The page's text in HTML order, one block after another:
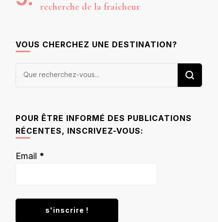
recherche de la fraîcheur
VOUS CHERCHEZ UNE DESTINATION?
Vous
POUR ÊTRE INFORMÉ DES PUBLICATIONS
RÉCENTES, INSCRIVEZ-VOUS:
Email *